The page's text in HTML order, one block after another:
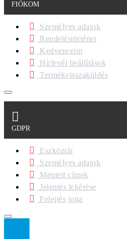
FIÓKOM
Személyes adatok
Rendeléstörténet
Kedvenceim
Hírlevél beállítások
Termékvisszaküldés
GDPR
Eszköztár
Személyes adatok
Mentett címek
Jelentés lekérése
Felejtés joga